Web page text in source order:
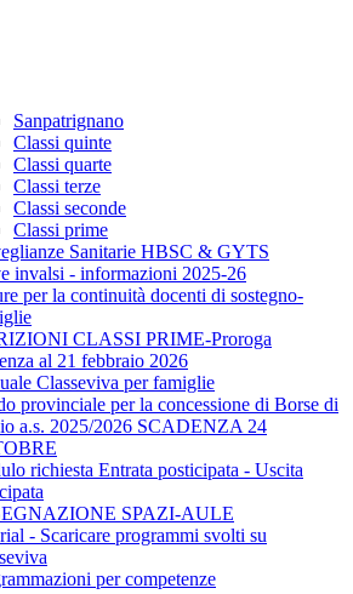
Sanpatrignano
Classi quinte
Classi quarte
Classi terze
Classi seconde
Classi prime
Sanitarie HBSC & GYTS
invalsi - informazioni 2025-26
per la continuità docenti di sostegno-
CLASSI PRIME-Proroga
al 21 febbraio 2026
Classeviva per famiglie
provinciale per la concessione di Borse di
a.s. 2025/2026 SCADENZA 24
richiesta Entrata posticipata - Uscita
SPAZI-AULE
- Scaricare programmi svolti su
per competenze